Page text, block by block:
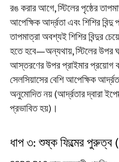
রঙ করার আগে, স্টিলের পৃষ্ঠের
আপেক্ষিক আর্দ্রতা এবং শিশির
তাপমাত্রা অবশ্যই শিশির বিন্দুর
হতে হবে—অন্যথায়, স্টিলের উপর
আস্তরণের উপর প্রাইমার প্রয়োগ
সেলসিয়াসের বেশি আপেক্ষিক
অনুমোদিত নয় (আর্দ্রতার দ্বারা
প্রভাবিত হয়)।
ধাপ ৩: শুষ্ক ফিল্মের